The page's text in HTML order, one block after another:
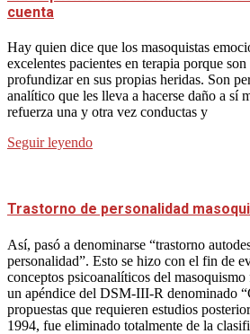
cuenta
Hay quien dice que los masoquistas
excelentes pacientes en terapia porque
profundizar en sus propias heridas. Son
analítico que les lleva a hacerse daño a sí
refuerza una y otra vez conductas y
Seguir leyendo
Trastorno de personalidad
Así, pasó a denominarse “trastorno
personalidad”. Esto se hizo con el fin de
conceptos psicoanalíticos del
un apéndice del DSM-III-R denominado
propuestas que requieren estudios
1994, fue eliminado totalmente de la